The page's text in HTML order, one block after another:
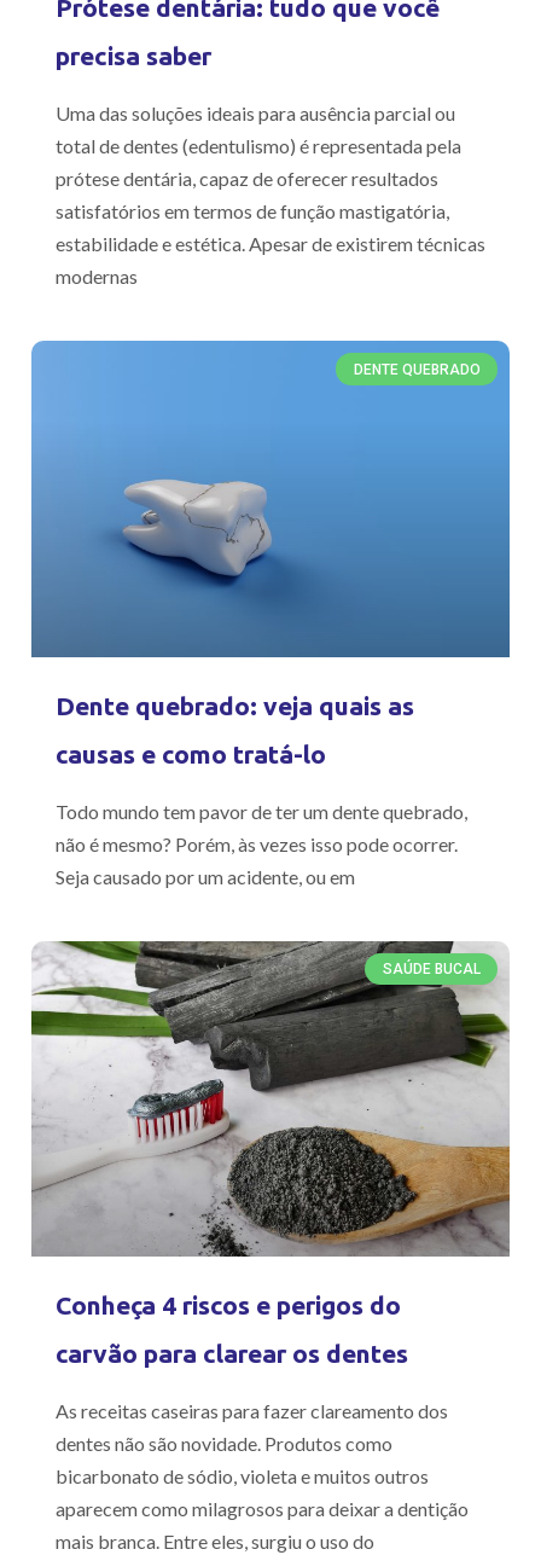
Prótese dentária: tudo que você
precisa saber
Uma das soluções ideais para ausência parcial ou
total de dentes (edentulismo) é representada pela
prótese dentária, capaz de oferecer resultados
satisfatórios em termos de função mastigatória,
estabilidade e estética. Apesar de existirem técnicas
modernas
DENTE QUEBRADO
Dente quebrado: veja quais as
causas e como tratá-lo
Todo mundo tem pavor de ter um dente quebrado,
não é mesmo? Porém, às vezes isso pode ocorrer.
Seja causado por um acidente, ou em
SAÚDE BUCAL
Conheça 4 riscos e perigos do
carvão para clarear os dentes
As receitas caseiras para fazer clareamento dos
dentes não são novidade. Produtos como
bicarbonato de sódio, violeta e muitos outros
aparecem como milagrosos para deixar a dentição
mais branca. Entre eles, surgiu o uso do